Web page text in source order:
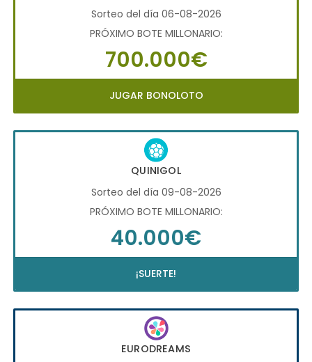
Sorteo del día 06-08-2026
PRÓXIMO BOTE MILLONARIO:
700.000€
JUGAR BONOLOTO
QUINIGOL
Sorteo del día 09-08-2026
PRÓXIMO BOTE MILLONARIO:
40.000€
¡SUERTE!
EURODREAMS